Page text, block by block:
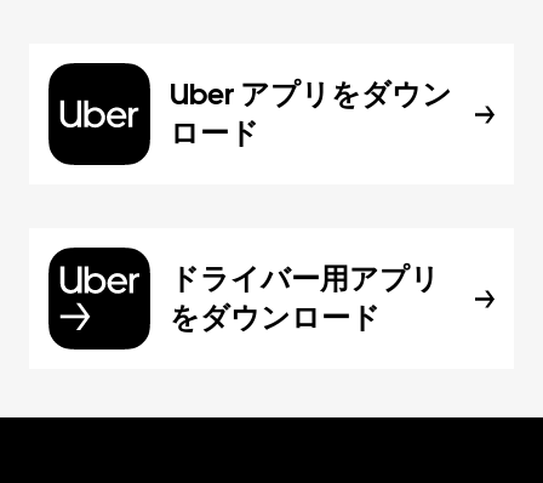
Uber アプリをダウン
ロード
ドライバー用アプリ
をダウンロード